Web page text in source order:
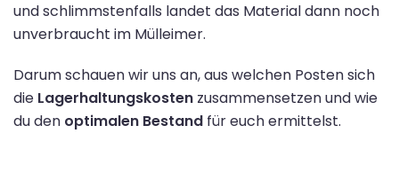
und schlimmstenfalls landet das Material dann noch
unverbraucht im Mülleimer.
Darum schauen wir uns an, aus welchen Posten sich
die Lagerhaltungskosten zusammensetzen und wie
du den optimalen Bestand für euch ermittelst.